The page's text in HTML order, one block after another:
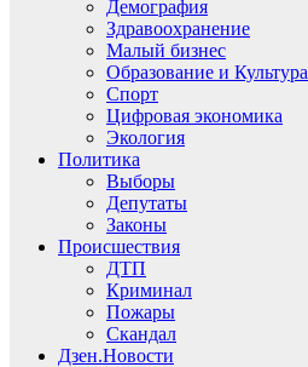
Демография
Здравоохранение
Малый бизнес
Образование и Культура
Спорт
Цифровая экономика
Экология
Политика
Выборы
Депутаты
Законы
Происшествия
ДТП
Криминал
Пожары
Скандал
Дзен.Новости